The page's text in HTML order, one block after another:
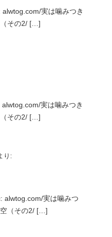
実は噛みつき
（その2/ […]
実は噛みつき
（その2/ […]
り:
実は噛みつ
空（その2/ […]